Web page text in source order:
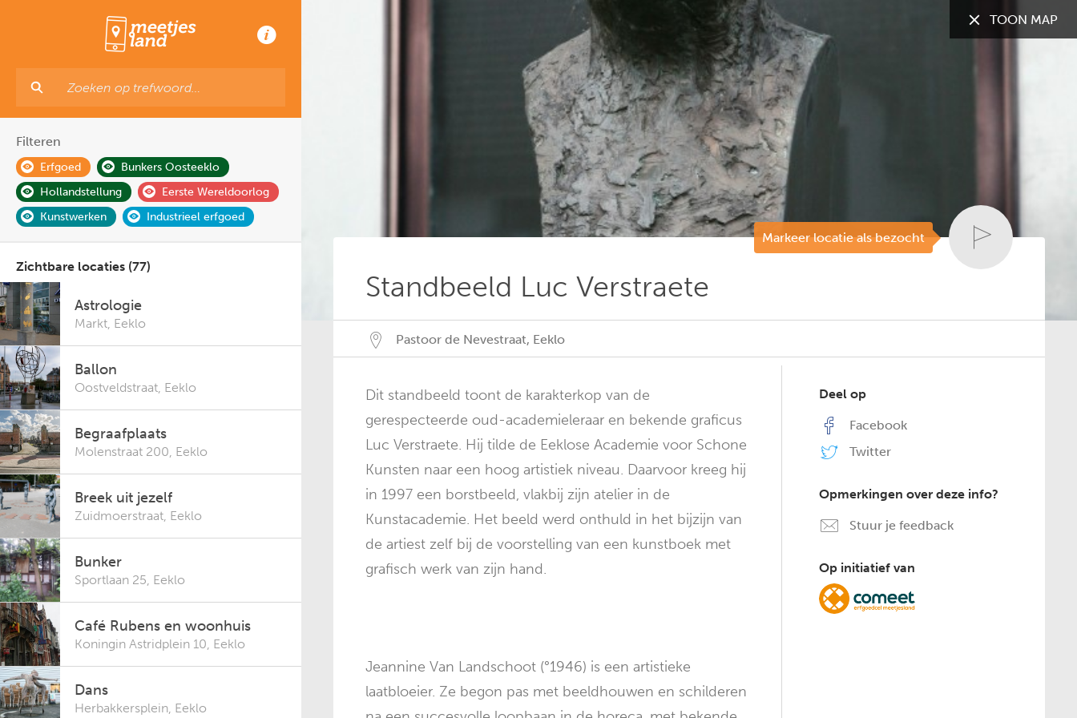
Alle gemeenten
Markeer locatie als bezocht
Standbeeld Luc Verstraete
Pastoor de Nevestraat, Eeklo
Dit standbeeld toont de karakterkop van de
gerespecteerde oud-academieleraar en bekende graficus
Luc Verstraete. Hij tilde de Eeklose Academie voor Schone
Kunsten naar een hoog artistiek niveau. Daarvoor kreeg hij
in 1997 een borstbeeld, vlakbij zijn atelier in de
Kunstacademie. Het beeld werd onthuld in het bijzijn van
de artiest zelf bij de voorstelling van een kunstboek met
grafisch werk van zijn hand.
Jeannine Van Landschoot (°1946) is een artistieke
laatbloeier. Ze begon pas met beeldhouwen en schilderen
Deel op
Facebook
Twitter
Opmerkingen over deze info?
Stuur je feedback
Op initiatief van
TOON MAP
Filteren
Erfgoed
Bunkers Oosteeklo
Hollandstellung
Eerste Wereldoorlog
Kunstwerken
Industrieel erfgoed
Zichtbare locaties (77)
Astrologie
Markt, Eeklo
Ballon
Oostveldstraat, Eeklo
Begraafplaats
Molenstraat 200, Eeklo
Breek uit jezelf
Zuidmoerstraat, Eeklo
Bunker
Sportlaan 25, Eeklo
Café Rubens en woonhuis
Koningin Astridplein 10, Eeklo
Dans
Herbakkersplein, Eeklo